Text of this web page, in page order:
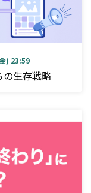
) 23:59
の生存戦略